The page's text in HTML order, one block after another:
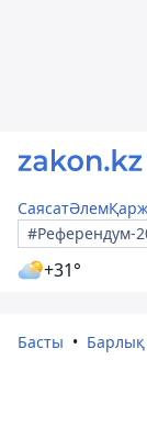
СаясатӘлем
#Референдум-
+31°
Басты